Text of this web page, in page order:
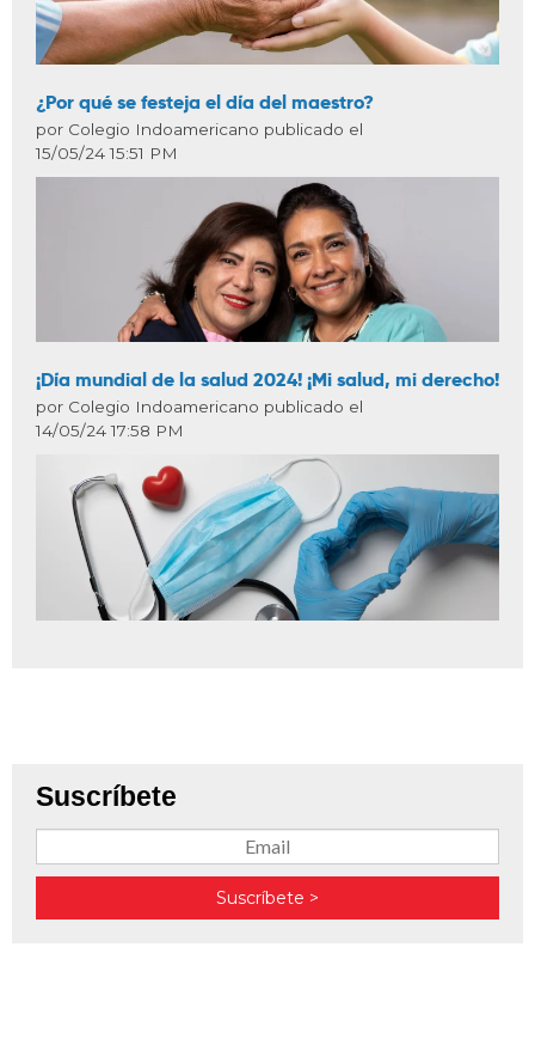
¿Por qué se festeja el día del maestro?
por Colegio Indoamericano publicado el
15/05/24 15:51 PM
¡Día mundial de la salud 2024! ¡Mi salud, mi derecho!
por Colegio Indoamericano publicado el
14/05/24 17:58 PM
Suscríbete